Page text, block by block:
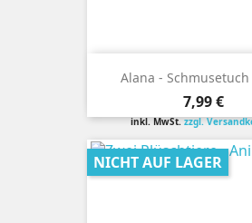
Alana - Schmusetuch
Preis
7,99 €
inkl. MwSt.zzgl.
NICHT AUF LAGER